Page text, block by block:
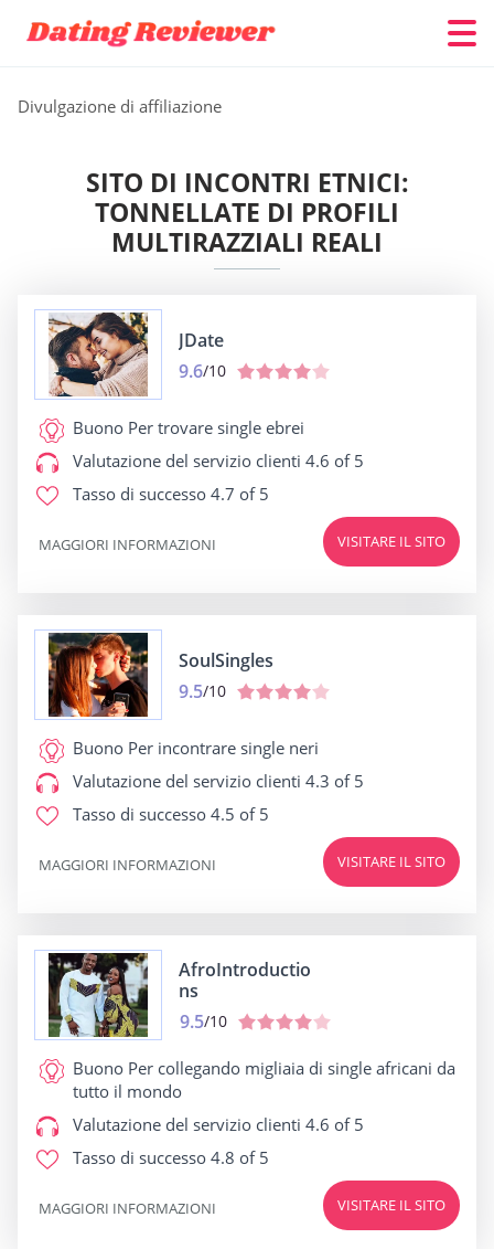
Divulgazione di affiliazione
SITO DI INCONTRI ETNICI:
TONNELLATE DI PROFILI
MULTIRAZZIALI REALI
JDate
9.6/10
Buono Per trovare single ebrei
Valutazione del servizio clienti 4.6 of 5
Tasso di successo 4.7 of 5
VISITARE IL SITO
MAGGIORI INFORMAZIONI
SoulSingles
9.5/10
Buono Per incontrare single neri
Valutazione del servizio clienti 4.3 of 5
Tasso di successo 4.5 of 5
VISITARE IL SITO
MAGGIORI INFORMAZIONI
AfroIntroductio
ns
9.5/10
Buono Per collegando migliaia di single africani da
tutto il mondo
Valutazione del servizio clienti 4.6 of 5
Tasso di successo 4.8 of 5
VISITARE IL SITO
MAGGIORI INFORMAZIONI